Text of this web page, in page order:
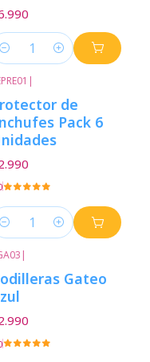
|
de
Pack 6
|
Gateo